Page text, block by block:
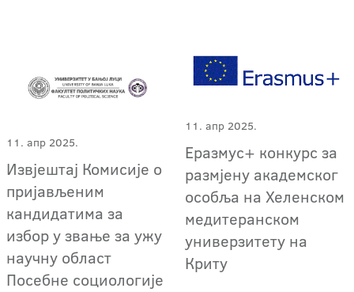
11. апр 2025.
Извјештај Комисије о
пријављеним
кандидатима за
избор у звање за ужу
научну област
Посебне социологије
11. апр 2025.
Еразмус+ конкурс за
размјену академског
особља на Хеленском
медитеранском
универзитету на
Криту